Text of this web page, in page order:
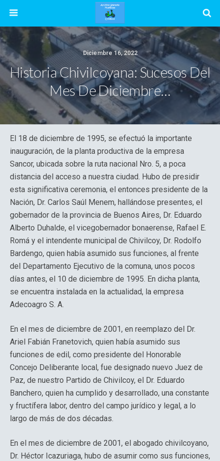
Diciembre 16, 2022
Historia Chivilcoyana: Sucesos Del
Mes De Diciembre…
El 18 de diciembre de 1995, se efectuó la importante
inauguración, de la planta productiva de la empresa
Sancor, ubicada sobre la ruta nacional Nro. 5, a poca
distancia del acceso a nuestra ciudad. Hubo de presidir
esta significativa ceremonia, el entonces presidente de la
Nación, Dr. Carlos Saúl Menem, hallándose presentes, el
gobernador de la provincia de Buenos Aires, Dr. Eduardo
Alberto Duhalde, el vicegobernador bonaerense, Rafael E.
Romá y el intendente municipal de Chivilcoy, Dr. Rodolfo
Bardengo, quien había asumido sus funciones, al frente
del Departamento Ejecutivo de la comuna, unos pocos
días antes, el 10 de diciembre de 1995. En dicha planta,
se encuentra instalada en la actualidad, la empresa
Adecoagro S. A.
En el mes de diciembre de 2001, en reemplazo del Dr.
Ariel Fabián Franetovich, quien había asumido sus
funciones de edil, como presidente del Honorable
Concejo Deliberante local, fue designado nuevo Juez de
Paz, de nuestro Partido de Chivilcoy, el Dr. Eduardo
Banchero, quien ha cumplido y desarrollado, una constante
y fructífera labor, dentro del campo jurídico y legal, a lo
largo de más de dos décadas.
En el mes de diciembre de 2001, el abogado chivilcoyano,
Dr. Héctor Icazuriaga, hubo de asumir como sus funciones,